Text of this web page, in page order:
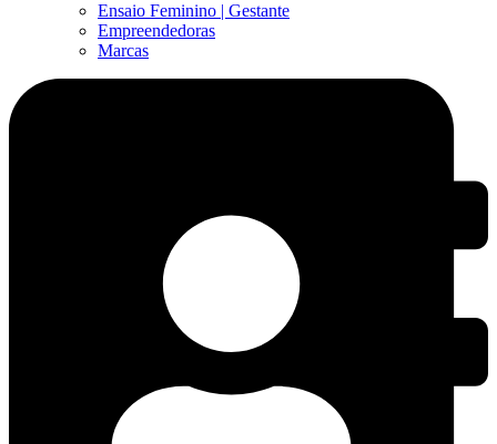
Ensaio Feminino | Gestante
Empreendedoras
Marcas